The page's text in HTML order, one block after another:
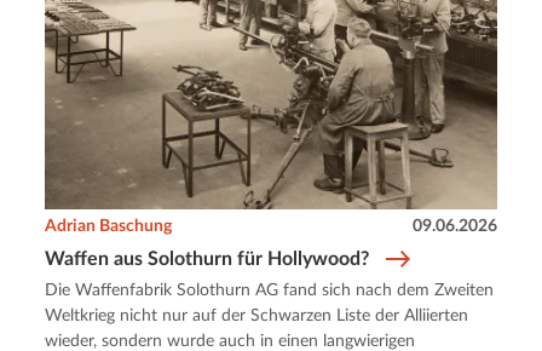
Waffen aus Solothurn für Hollywood?
Adrian Baschung 09.06.2026
Die Waffenfabrik Solothurn AG fand sich nach dem Zweiten
Weltkrieg nicht nur auf der Schwarzen Liste der Alliierten
wieder, sondern wurde auch in einen langwierigen